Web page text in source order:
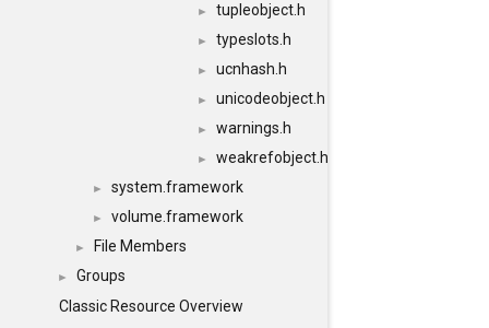
► tupleobject.h
► typeslots.h
► ucnhash.h
► unicodeobject.h
► warnings.h
► weakrefobject.h
► system.framework
► volume.framework
► File Members
►
Groups
Classic Resource Overview